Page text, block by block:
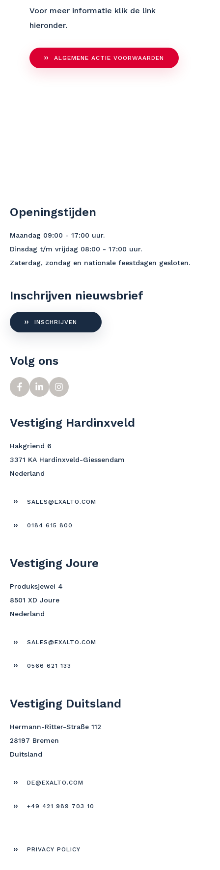
Voor meer informatie klik de link
hieronder.
ALGEMENE ACTIE VOORWAARDEN
Openingstijden
Maandag 09:00 - 17:00 uur.
Dinsdag t/m vrijdag 08:00 - 17:00 uur.
Zaterdag, zondag en nationale feestdagen gesloten.
Inschrijven nieuwsbrief
INSCHRIJVEN
Volg ons
Vestiging Hardinxveld
Hakgriend 6
3371 KA Hardinxveld-Giessendam
Nederland
SALES@EXALTO.COM
0184 615 800
Vestiging Joure
Produksjewei 4
8501 XD Joure
Nederland
SALES@EXALTO.COM
0566 621 133
Vestiging Duitsland
Hermann-Ritter-Straße 112
28197 Bremen
Duitsland
DE@EXALTO.COM
+49 421 989 703 10
PRIVACY POLICY